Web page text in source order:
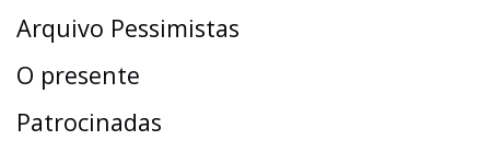
Arquivo Pessimistas
O presente
Patrocinadas